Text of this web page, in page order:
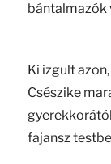
bántalmazók
Ki izgult
Csészike
fajansz